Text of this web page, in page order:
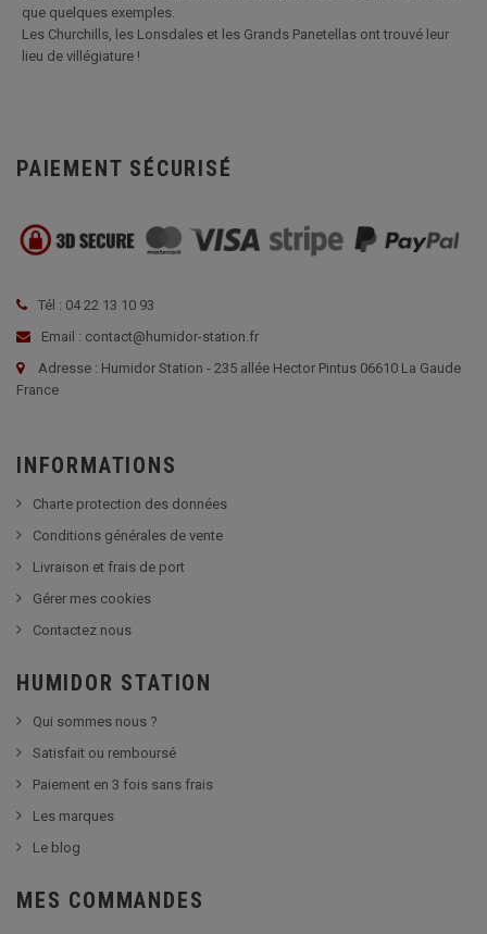
que quelques exemples.
Les Churchills, les Lonsdales et les Grands Panetellas ont trouvé leur
lieu de villégiature !
PAIEMENT SÉCURISÉ
Tél : 04 22 13 10 93
Email : contact@humidor-station.fr
Adresse : Humidor Station - 235 allée Hector Pintus 06610 La Gaude
France
INFORMATIONS
Charte protection des données
Conditions générales de vente
Livraison et frais de port
Gérer mes cookies
Contactez nous
HUMIDOR STATION
Qui sommes nous ?
Satisfait ou remboursé
Paiement en 3 fois sans frais
Les marques
Le blog
MES COMMANDES